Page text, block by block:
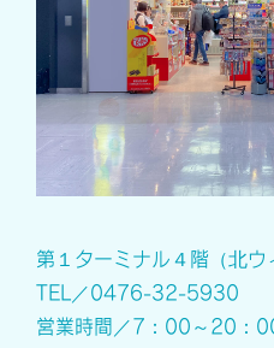
第１ターミナル４階（北
TEL／0476-32-5930
営業時間／7：00～20：